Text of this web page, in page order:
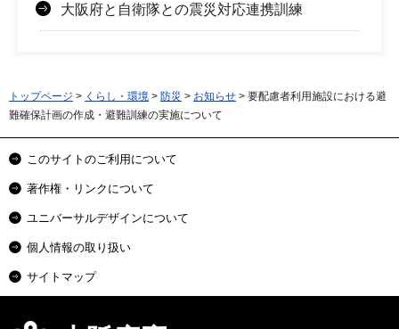
大阪府と自衛隊との震災対応連携訓練
トップページ > くらし・環境 > 防災 > お知らせ > 要配慮者利用施設における避
難確保計画の作成・避難訓練の実施について
このサイトのご利用について
著作権・リンクについて
ユニバーサルデザインについて
個人情報の取り扱い
サイトマップ